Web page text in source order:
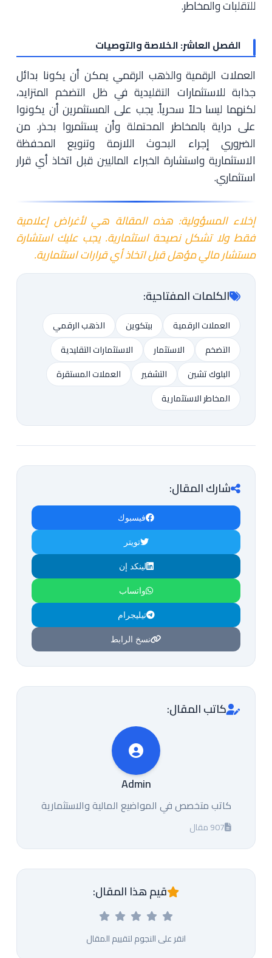
للتقلبات والمخاطر.
الفصل العاشر: الخلاصة والتوصيات
العملات الرقمية والذهب الرقمي يمكن أن يكونا بدائل
جذابة للاستثمارات التقليدية في ظل التضخم المتزايد،
لكنهما ليسا حلاً سحرياً. يجب على المستثمرين أن يكونوا
على دراية بالمخاطر المحتملة وأن يستثمروا بحذر. من
الضروري إجراء البحوث اللازمة وتنويع المحفظة
الاستثمارية واستشارة الخبراء الماليين قبل اتخاذ أي قرار
استثماري.
إخلاء المسؤولية: هذه المقالة هي لأغراض إعلامية
فقط ولا تشكل نصيحة استثمارية. يجب عليك استشارة
مستشار مالي مؤهل قبل اتخاذ أي قرارات استثمارية.
الكلمات المفتاحية:
العملات الرقمية بيتكوين
الذهب الرقمي
التضخم
الاستثمار
الاستثمارات التقليدية
البلوك تشين
التشفير
العملات المستقرة
المخاطر الاستثمارية
شارك المقال:
فيسبوك
تويتر
لينكد إن
واتساب
تيليجرام
نسخ الرابط
كاتب المقال:
Admin
كاتب متخصص في المواضيع المالية والاستثمارية
907 مقال
قيم هذا المقال:
انقر على النجوم لتقييم المقال